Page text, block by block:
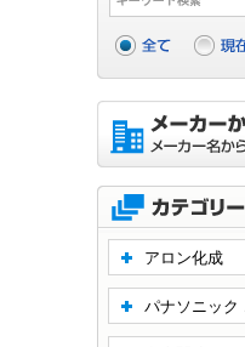
アロン化成
パナソニック